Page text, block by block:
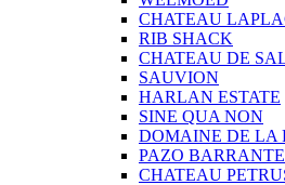
CHATEAU
RIB SHACK
CHATEAU DE
SAUVION
HARLAN ESTATE
SINE QUA NON
DOMAINE DE LA
PAZO
CHATEAU